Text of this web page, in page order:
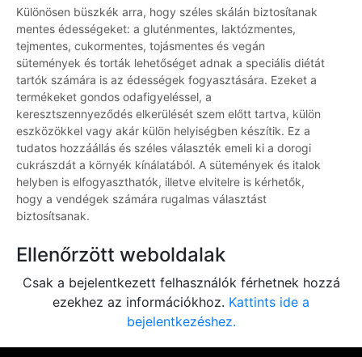
Különösen büszkék arra, hogy széles skálán biztosítanak
mentes édességeket: a gluténmentes, laktózmentes,
tejmentes, cukormentes, tojásmentes és vegán
sütemények és torták lehetőséget adnak a speciális diétát
tartók számára is az édességek fogyasztására. Ezeket a
termékeket gondos odafigyeléssel, a
keresztszennyeződés elkerülését szem előtt tartva, külön
eszközökkel vagy akár külön helyiségben készítik. Ez a
tudatos hozzáállás és széles választék emeli ki a dorogi
cukrászdát a környék kínálatából. A sütemények és italok
helyben is elfogyaszthatók, illetve elvitelre is kérhetők,
hogy a vendégek számára rugalmas választást
biztosítsanak.
Ellenőrzött weboldalak
Csak a bejelentkezett felhasználók férhetnek hozzá
ezekhez az információkhoz. Kattints ide a
bejelentkezéshez.